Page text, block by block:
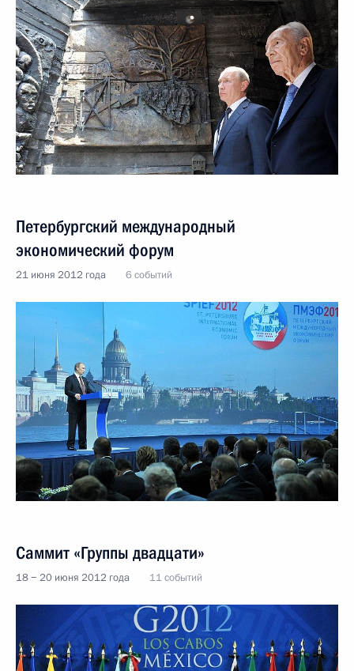
Петербургский международный
экономический форум
21 июня 2012 года 6 событий
Саммит «Группы двадцати»
18 − 20 июня 2012 года 11 событий